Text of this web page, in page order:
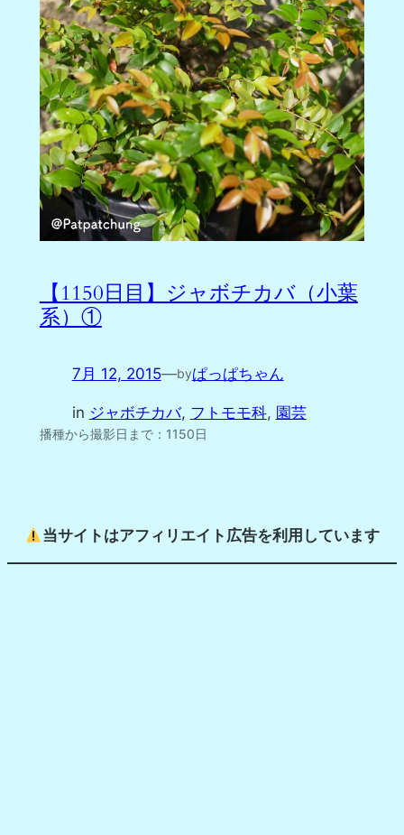
【1150日目】ジャボチカバ（小葉
系）①
7月 12, 2015—byぱっぱちゃん
in ジャボチカバ, フトモモ科, 園芸
播種から撮影日まで：1150日
当サイトはアフィリエイト広告を利用しています